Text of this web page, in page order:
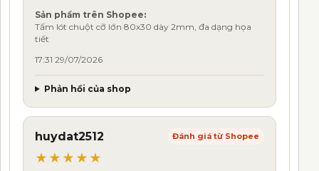
Sản phẩm trên Shopee:
Tấm lót chuột cỡ lớn 80x30 dày 2mm, đa dạng họa
tiết
17:31 29/07/2026
Phản hồi của shop
huydat2512 Đánh giá từ Shopee
★★★★★